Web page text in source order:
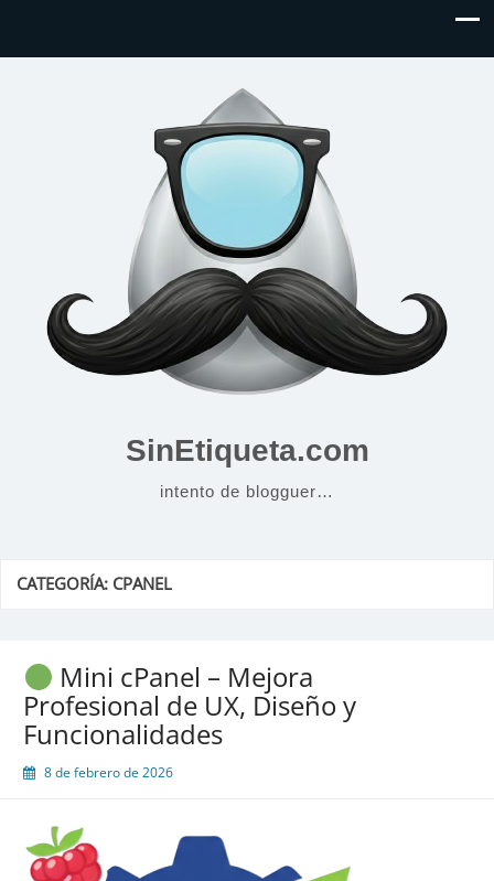
SinEtiqueta.com
intento de blogguer…
CATEGORÍA: CPANEL
Mini cPanel – Mejora
Profesional de UX, Diseño y
Funcionalidades
8 de febrero de 2026